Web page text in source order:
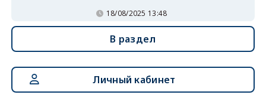
18/08/2025 13:48
В раздел
Личный кабинет